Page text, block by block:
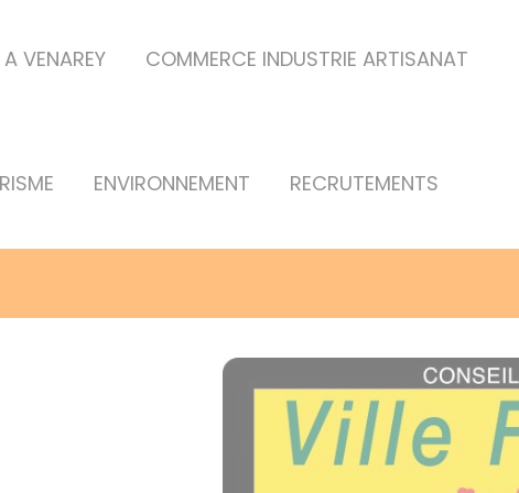
VENAREY COMMERCE INDUSTRIE ARTISANAT
ENVIRONNEMENT RECRUTEMENTS